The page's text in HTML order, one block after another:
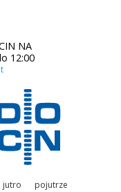
NA
12:00
jutro pojutrze